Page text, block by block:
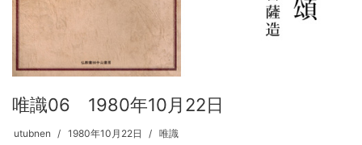
唯識06 1980年10月22日
utubnen 1980年10月22日 唯識